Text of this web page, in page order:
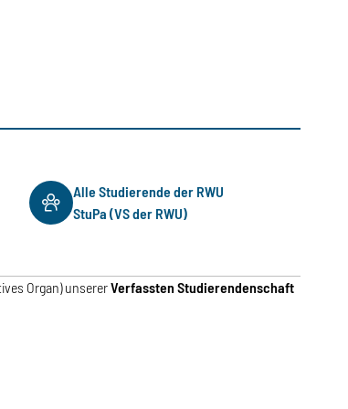
Alle Studierende der RWU
StuPa (VS der RWU)
Organ) unsererVerfassten Studierendenschaft